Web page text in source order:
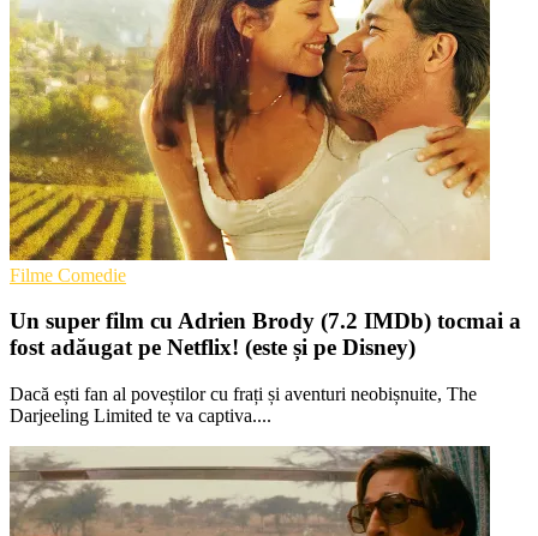
Filme Comedie
Un super film cu Adrien Brody (7.2 IMDb) tocmai a
fost adăugat pe Netflix! (este și pe Disney)
Dacă ești fan al poveștilor cu frați și aventuri neobișnuite, The
Darjeeling Limited te va captiva....